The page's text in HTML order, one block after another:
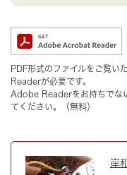
PDF形式のファイルをご覧
Readerが必要です。
Adobe Readerをお持ちでな
てください。（無料）
岸